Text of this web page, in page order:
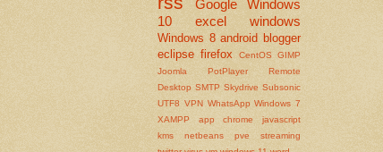
Google
Windows
10
excel windows
Windows 8 android blogger
eclipse firefox CentOS GIMP
Joomla
PotPlayer
Remote
Desktop SMTP Skydrive Subsonic
UTF8 VPN WhatsApp Windows 7
XAMPP
app chrome
javascript
kms
netbeans pve
streaming